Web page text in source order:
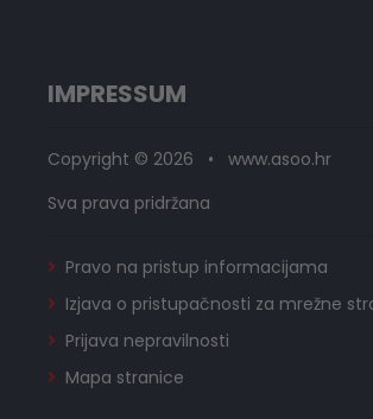
IMPRESSUM
Copyright © 2026 • www.asoo.hr
Sva prava pridržana
Pravo na pristup informacijama
Izjava o pristupačnosti za mrežne
Prijava nepravilnosti
Mapa stranice